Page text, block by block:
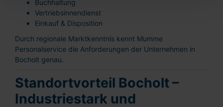
Buchhaltung
Vertriebsinnendienst
Einkauf & Disposition
Durch regionale Marktkenntnis kennt Mumme
Personalservice die Anforderungen der Unternehmen in
Bocholt genau.
Standortvorteil Bocholt –
Industriestark und